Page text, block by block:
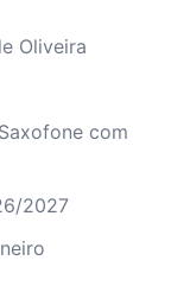
Oliveira
com
2027